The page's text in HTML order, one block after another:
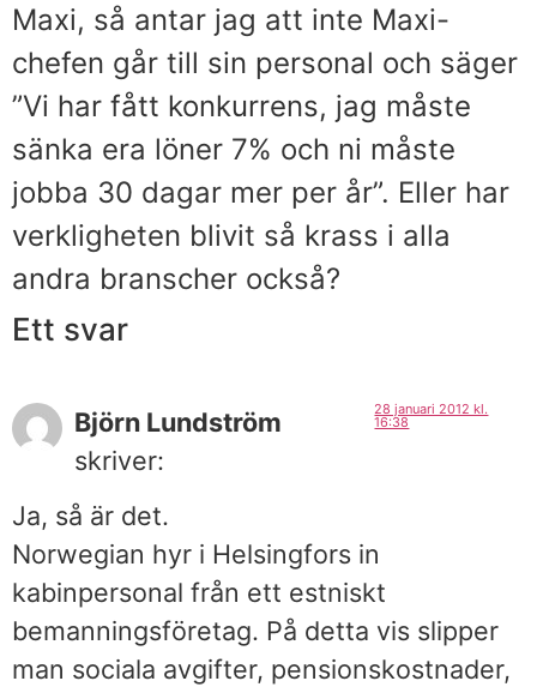
Maxi, så antar jag att inte Maxi-
chefen går till sin personal och säger
”Vi har fått konkurrens, jag måste
sänka era löner 7% och ni måste
jobba 30 dagar mer per år”. Eller har
verkligheten blivit så krass i alla
andra branscher också?
Ett svar
Björn Lundström
skriver:
28 januari 2012 kl.
16:38
Ja, så är det.
Norwegian hyr i Helsingfors in
kabinpersonal från ett estniskt
bemanningsföretag. På detta vis slipper
man sociala avgifter, pensionskostnader,